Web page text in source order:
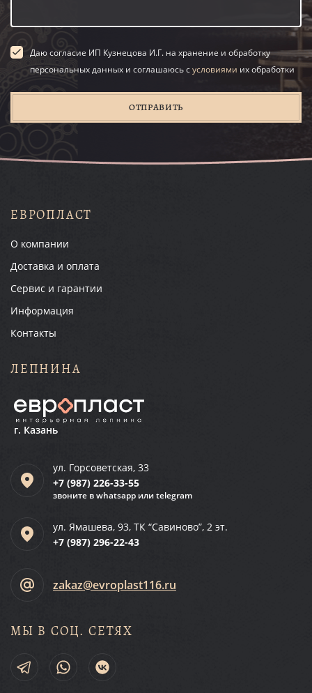
Даю согласие ИП Кузнецова И.Г. на хранение и обработку
персональных данных и соглашаюсь сусловиями их обработки
ОТПРАВИТЬ
ЕВРОПЛАСТ
О компании
Доставка и оплата
Сервис и гарантии
Информация
Контакты
ЛЕПНИНА
г. Казань
ул. Горсоветская, 33
+7 (987) 226-33-55
звоните в whatsapp или telegram
ул. Ямашева, 93, ТК “Савиново”, 2 эт.
+7 (987) 296-22-43
zakaz@evroplast116.ru
МЫ В СОЦ. СЕТЯХ